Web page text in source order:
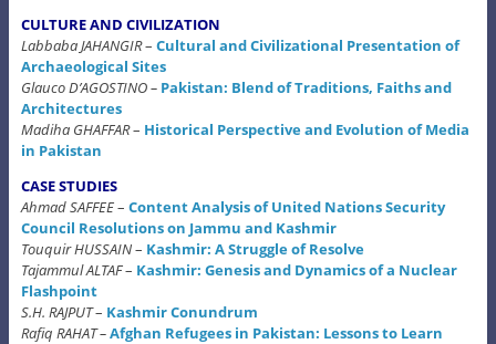
CULTURE AND CIVILIZATION
Labbaba JAHANGIR– Cultural and Civilizational Presentation of
Archaeological Sites
Glauco D’AGOSTINO – Pakistan: Blend of Traditions, Faiths and
Architectures
Madiha GHAFFAR– Historical Perspective and Evolution of Media
in Pakistan
CASE STUDIES
Ahmad SAFFEE– Content Analysis of United Nations Security
Council Resolutions on Jammu and Kashmir
Touquir HUSSAIN– Kashmir: A Struggle of Resolve
Tajammul ALTAF– Kashmir: Genesis and Dynamics of a Nuclear
Flashpoint
S.H. RAJPUT– Kashmir Conundrum
Rafiq RAHAT –Afghan Refugees in Pakistan: Lessons to Learn